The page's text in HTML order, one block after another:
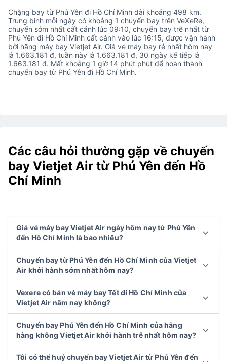
Chặng bay từ Phú Yên đi Hồ Chí Minh dài khoảng 498 km.
Trung bình mỗi ngày có khoảng 1 chuyến bay trên VeXeRe,
chuyến sớm nhất cất cánh lúc 09:10, chuyến bay trễ nhất từ
Phú Yên đi Hồ Chí Minh cất cánh vào lúc 16:15, được vận hành
bởi hãng máy bay Vietjet Air. Giá vé máy bay rẻ nhất hôm nay
là 1.663.181 đ, tuần này là 1.663.181 đ, 30 ngày kế tiếp là
1.663.181 đ. Mất khoảng 1 giờ 14 phút phút để hoàn thành
chuyến bay từ Phú Yên đi Hồ Chí Minh.
Các câu hỏi thường gặp về chuyến
bay Vietjet Air từ Phú Yên đến Hồ
Chí Minh
Giá vé máy bay Vietjet Air ngày hôm nay từ Phú Yên
đến Hồ Chí Minh là bao nhiêu?
Chuyến bay từ Phú Yên đến Hồ Chí Minh của Vietjet
Air khởi hành sớm nhất hôm nay?
Vexere có bán vé máy bay Tết đi Hồ Chí Minh của
Vietjet Air năm nay không?
Chuyến bay Phú Yên đến Hồ Chí Minh của hãng
hàng không Vietjet Air khởi hành trễ nhất hôm nay?
Tôi có thể huý chuyến bay Vietjet Air từ Phú Yên đến